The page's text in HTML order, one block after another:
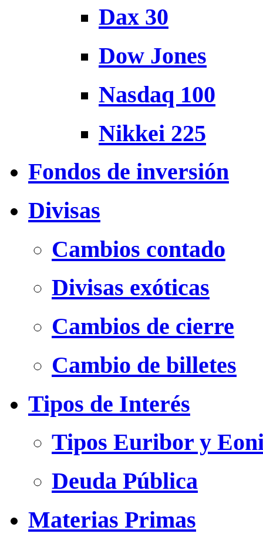
Dax 30
Dow Jones
Nasdaq 100
Nikkei 225
Fondos de inversión
Divisas
Cambios contado
Divisas exóticas
Cambios de cierre
Cambio de billetes
Tipos de Interés
Tipos Euribor y
Deuda Pública
Materias Primas